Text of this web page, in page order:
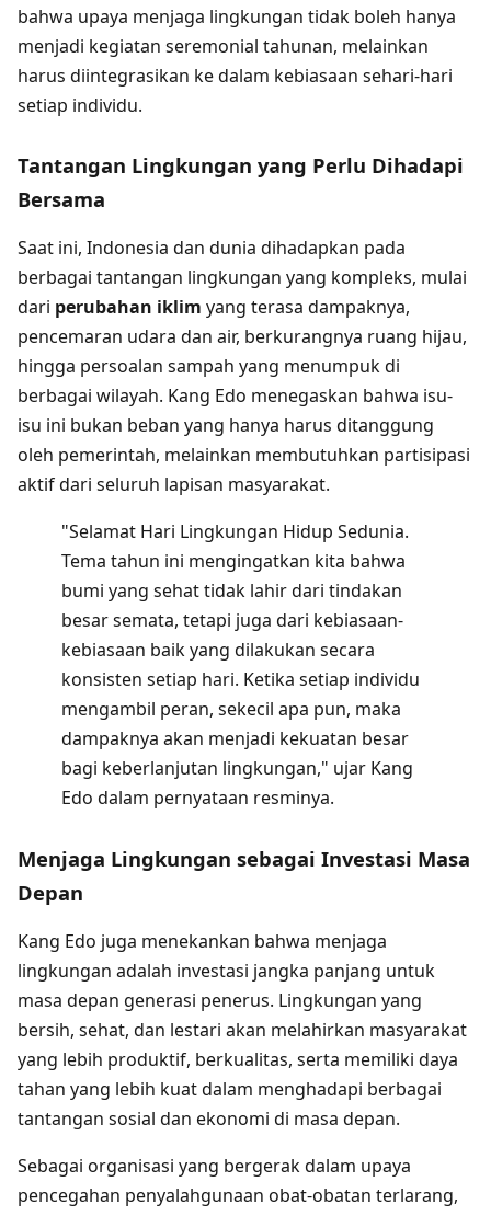
bahwa upaya menjaga lingkungan tidak boleh hanya
menjadi kegiatan seremonial tahunan, melainkan
harus diintegrasikan ke dalam kebiasaan sehari-hari
setiap individu.
Tantangan Lingkungan yang Perlu Dihadapi
Bersama
Saat ini, Indonesia dan dunia dihadapkan pada
berbagai tantangan lingkungan yang kompleks, mulai
dari perubahan iklim yang terasa dampaknya,
pencemaran udara dan air, berkurangnya ruang hijau,
hingga persoalan sampah yang menumpuk di
berbagai wilayah. Kang Edo menegaskan bahwa isu-
isu ini bukan beban yang hanya harus ditanggung
oleh pemerintah, melainkan membutuhkan partisipasi
aktif dari seluruh lapisan masyarakat.
"Selamat Hari Lingkungan Hidup Sedunia.
Tema tahun ini mengingatkan kita bahwa
bumi yang sehat tidak lahir dari tindakan
besar semata, tetapi juga dari kebiasaan-
kebiasaan baik yang dilakukan secara
konsisten setiap hari. Ketika setiap individu
mengambil peran, sekecil apa pun, maka
dampaknya akan menjadi kekuatan besar
bagi keberlanjutan lingkungan," ujar Kang
Edo dalam pernyataan resminya.
Menjaga Lingkungan sebagai Investasi Masa
Depan
Kang Edo juga menekankan bahwa menjaga
lingkungan adalah investasi jangka panjang untuk
masa depan generasi penerus. Lingkungan yang
bersih, sehat, dan lestari akan melahirkan masyarakat
yang lebih produktif, berkualitas, serta memiliki daya
tahan yang lebih kuat dalam menghadapi berbagai
tantangan sosial dan ekonomi di masa depan.
Sebagai organisasi yang bergerak dalam upaya
pencegahan penyalahgunaan obat-obatan terlarang,